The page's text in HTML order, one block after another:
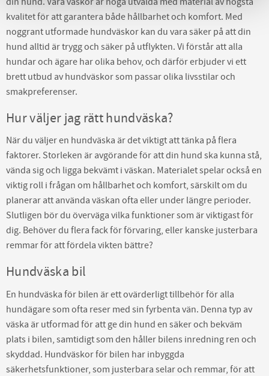
kvalitet för att garantera både hållbarhet och komfort. Med
noggrant utformade hundväskor kan du vara säker på att din
hund alltid är trygg och säker på utflykten. Vi förstår att alla
hundar och ägare har olika behov, och därför erbjuder vi ett
brett utbud av hundväskor som passar olika livsstilar och
smakpreferenser.
Hur väljer jag rätt hundväska?
När du väljer en hundväska är det viktigt att tänka på flera
faktorer. Storleken är avgörande för att din hund ska kunna stå,
vända sig och ligga bekvämt i väskan. Materialet spelar också en
viktig roll i frågan om hållbarhet och komfort, särskilt om du
planerar att använda väskan ofta eller under längre perioder.
Slutligen bör du överväga vilka funktioner som är viktigast för
dig. Behöver du flera fack för förvaring, eller kanske justerbara
remmar för att fördela vikten bättre?
Hundväska bil
En hundväska för bilen är ett ovärderligt tillbehör för alla
hundägare som ofta reser med sin fyrbenta vän. Denna typ av
väska är utformad för att ge din hund en säker och bekväm
plats i bilen, samtidigt som den håller bilens inredning ren och
skyddad. Hundväskor för bilen har inbyggda
säkerhetsfunktioner, som justerbara selar och remmar, för att